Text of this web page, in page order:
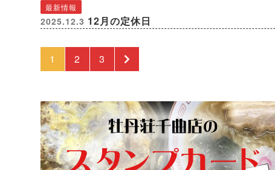
最新情報
2025.12.3 12月の定休日
1 2 3